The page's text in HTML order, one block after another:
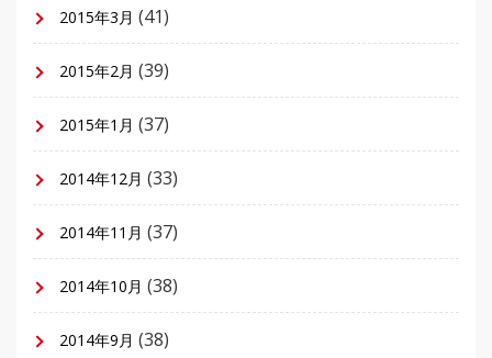
2015年3月 (41)
2015年2月 (39)
2015年1月 (37)
2014年12月 (33)
2014年11月 (37)
2014年10月 (38)
2014年9月 (38)